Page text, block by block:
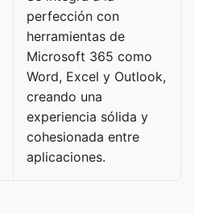
perfección con
herramientas de
Microsoft 365 como
Word, Excel y Outlook,
creando una
experiencia sólida y
cohesionada entre
aplicaciones.